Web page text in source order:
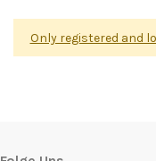
Only registered and